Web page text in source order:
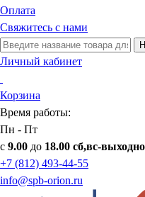
Оплата
Свяжитесь с нами
Личный кабинет
Корзина
Время работы:
Пн - Пт
с 9.00 до 18.00 сб,вс-
+7 (812) 493-44-55
info@spb-orion.ru